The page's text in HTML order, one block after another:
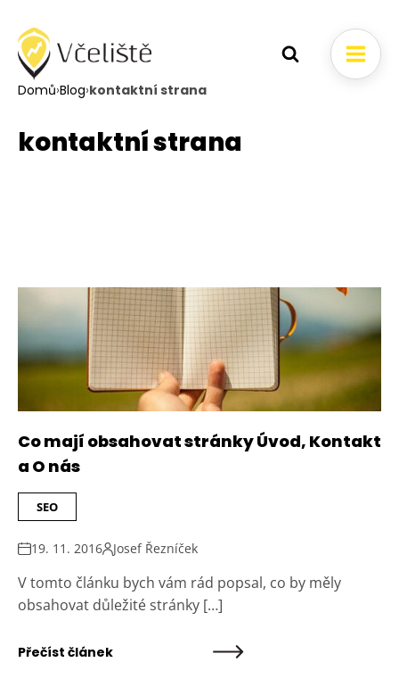
Domů›Blog›kontaktní strana
kontaktní strana
Co mají obsahovat stránky Úvod, Kontakt
a O nás
SEO
19. 11. 2016 Josef Řezníček
V tomto článku bych vám rád popsal, co by měly
obsahovat důležité stránky […]
Přečíst článek